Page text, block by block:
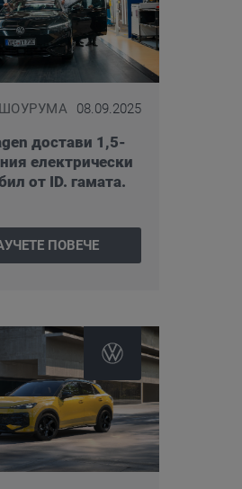
08.09.2025
достави 1,5-
електрически
от ID. гамата.
ПОВЕЧЕ